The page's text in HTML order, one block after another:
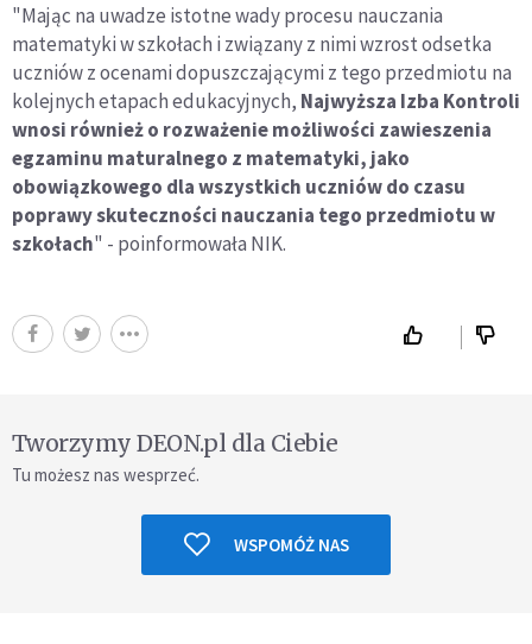
"Mając na uwadze istotne wady procesu nauczania
matematyki w szkołach i związany z nimi wzrost odsetka
uczniów z ocenami dopuszczającymi z tego przedmiotu na
kolejnych etapach edukacyjnych, Najwyższa Izba Kontroli
wnosi również o rozważenie możliwości zawieszenia
egzaminu maturalnego z matematyki, jako
obowiązkowego dla wszystkich uczniów do czasu
poprawy skuteczności nauczania tego przedmiotu w
szkołach" - poinformowała NIK.
Tworzymy DEON.pl dla Ciebie
Tu możesz nas wesprzeć.
WSPOMÓŻ NAS